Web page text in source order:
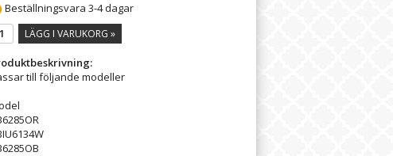
Beställningsvara 3-4 dagar
LÄGG I VARUKORG »
till följande modeller